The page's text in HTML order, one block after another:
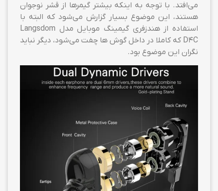
می‌افتد. با توجه به اینکه بیشتر گیمرها از قشر نوجوان
هستند، این موضوع بسیار گزارش می‌شود که البته با
استفاده از هندزفری گیمینگ موبایل مدل Langsdom
D4C که کاملا در داخل گوش ها چفت می‌شود، دیگر نباید
نگران این موضوع بود.